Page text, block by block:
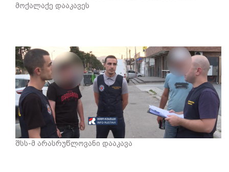
მოქალაქე დააკავეს
შსს-მ არასრუწლოვანი დააკავა